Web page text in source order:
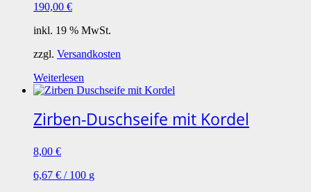
190,00 €
inkl. 19 % MwSt.
zzgl. Versandkosten
Weiterlesen
Zirben-Duschseife mit Kordel
8,00 €
6,67 € / 100 g